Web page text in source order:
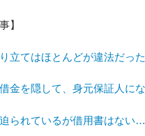
】
立てはほとんどが違法だっ
金を隠して、身元保証人に
られているが借用書はない